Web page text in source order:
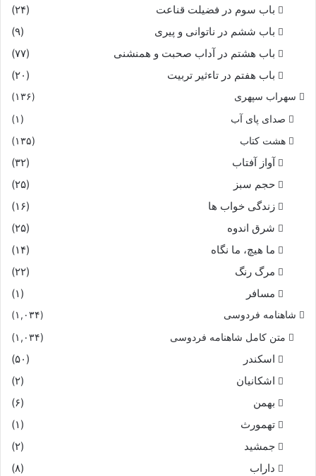
باب سوم در فضیلت قناعت
(۲۴)
باب ششم در ناتوانى و پیرى
(۹)
باب هشتم در آداب صحبت و همنشنى
(۷۷)
باب هفتم در تاءثیر تربیت
(۲۰)
سهراب سپهری (۱۳۶)
صدای پای آب
(۱)
هشت کتاب
(۱۳۵)
آواز آفتاب
(۳۲)
حجم سبز
(۲۵)
زندگی خواب ها
(۱۶)
شرق اندوه
(۲۵)
ما هیچ، ما نگاه
(۱۴)
مرگ رنگ
(۲۲)
مسافر
(۱)
شاهنامه فردوسی (۱,۰۳۴)
متن کامل شاهنامه فردوسی (۱,۰۳۴)
اسکندر
(۵۰)
اشکانیان
(۲)
بهمن
(۶)
تهمورث
(۱)
جمشید
(۲)
داراب
(۸)